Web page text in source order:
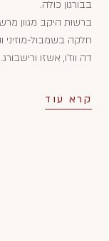
בבורגון כולה.
ברשות היקב מגוון
חלקה בשמבול-מוזיני
דה ווז'ו, אשזו ורישבורג.
קרא עוד